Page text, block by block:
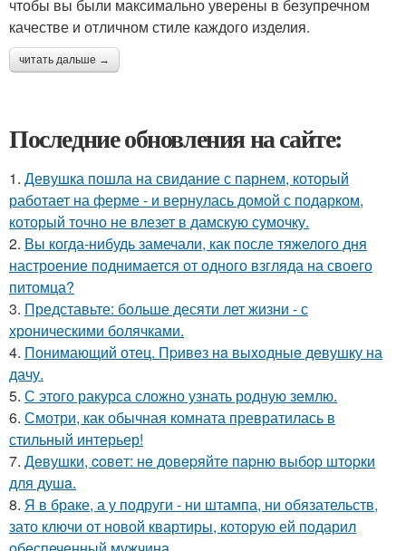
чтобы вы были максимально уверены в безупречном
качестве и отличном стиле каждого изделия.
читать дальше →
Последние обновления на сайте:
1. Девушка пошла на свидание с парнем, который
работает на ферме - и вернулась домой с подарком,
который точно не влезет в дамскую сумочку.
2. Вы когда-нибудь замечали, как после тяжелого дня
настроение поднимается от одного взгляда на своего
питомца?
3. Представьте: больше десяти лет жизни - с
хроническими болячками.
4. Понимающий отец. Пpивeз нa выxoдныe дeвушку на
дачу.
5. С этого ракурса сложно узнать родную землю.
6. Смотри, как обычная комната превратилась в
стильный интерьер!
7. Дeвушки, coвeт: нe дoвepяйтe пapню выбop штopки
для душa.
8. Я в браке, а у подруги - ни штампа, ни обязательств,
зато ключи от новой квартиры, которую ей подарил